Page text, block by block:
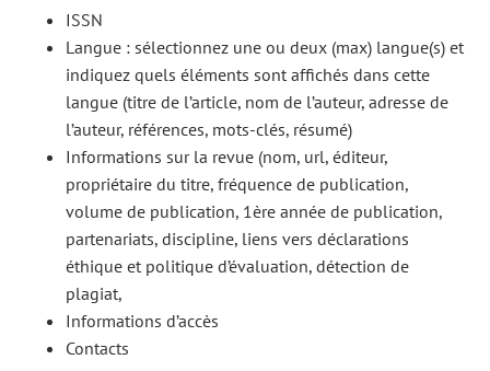
ISSN
Langue : sélectionnez une ou deux (max) langue(s) et
indiquez quels éléments sont affichés dans cette
langue (titre de l’article, nom de l’auteur, adresse de
l’auteur, références, mots-clés, résumé)
Informations sur la revue (nom, url, éditeur,
propriétaire du titre, fréquence de publication,
volume de publication, 1ère année de publication,
partenariats, discipline, liens vers déclarations
éthique et politique d’évaluation, détection de
plagiat,
Informations d’accès
Contacts